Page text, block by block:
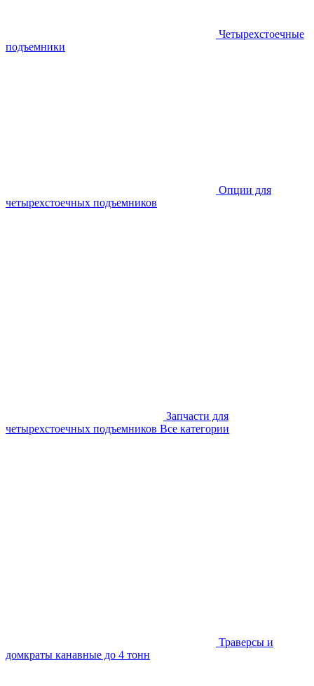
Четырехстоечные
подъемники
Опции для
четырехстоечных подъемников
Запчасти для
четырехстоечных подъемников Все категории
Траверсы и
домкраты канавные до 4 тонн